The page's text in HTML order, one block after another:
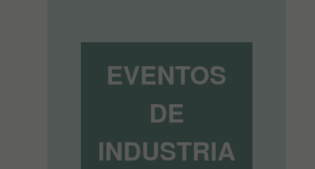
EVENTOS
DE
INDUSTRIA